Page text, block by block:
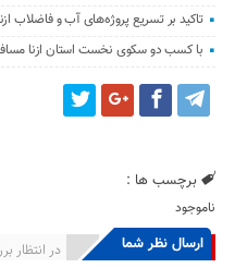
تاکید بر تسریع پروژه‌های آب و فاضلاب
با کسب دو سکوی نخست استان ازنا
برچسب ها :
ناموجود
ارسال نظر شما در انتظار انتشار یافته : 0